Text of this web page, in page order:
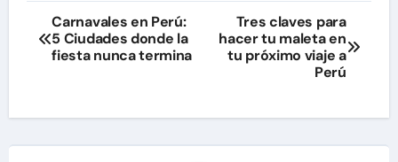
Navegación
de
Carnavales en Perú:
5 Ciudades donde la
fiesta nunca termina
Tres claves para
hacer tu maleta en
tu próximo viaje a
Perú